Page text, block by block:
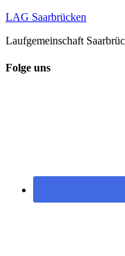
LAG Saarbrücken
Laufgemeinschaft
Folge uns